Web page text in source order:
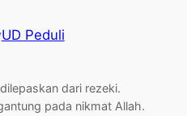
UD Peduli
dari rezeki.
pada nikmat Allah.